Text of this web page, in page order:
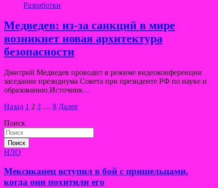
Разработки
Медведев: из-за санкций в мире
возникнет новая архитектура
безопасности
Дмитрий Медведев проводит в режиме видеоконференции
заседание президиума Совета при президенте РФ по науке и
образованию.Источник…
Пагинация
записей
Назад 1 2 3 … 8 Далее
Поиск
Поиск
НЛО
Мексиканец вступил в бой с пришельцами,
когда они похитили его